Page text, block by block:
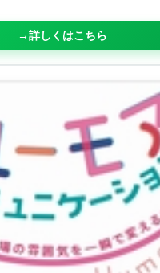
→詳しくはこちら